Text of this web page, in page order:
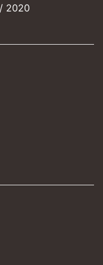
2020